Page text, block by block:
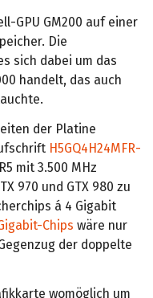
GPU GM200 auf einer
Die
sich dabei um das
handelt, das auch
der Platine
H5GQ4H24MFR-
mit 3.500 MHz
970 und GTX 980 zu
á 4 Gigabit
Chips wäre nur
der doppelte
womöglich um